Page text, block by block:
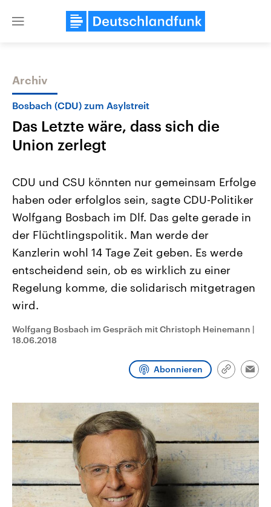
Close
Themen
Landtagswahl Sachsen-Anhalt
2026
Alle Informationen
Sachsen-Anhalt wählt am 6.
September 2026 einen neuen
Landtag. Seit 2021 wird das
Bundesland von einer Koalition aus
Umfragen, Prognosen,
Wahlprogramme, aktuelle Berichte
und Hintergründe zu den Parteien
Wahl.
Aktuelle Beiträge,
Hintergründe
Wirtschaftlich und
gehören die Vereinigten
den mächtigsten Ländern
mit großem Einfluss auf
Sendungen
Audio-Archiv
Archiv
Bosbach (CDU) zum Asylstreit
Das Letzte wäre, dass sich die
Union zerlegt
CDU und CSU könnten nur gemeinsam Erfolge
haben oder erfolglos sein, sagte CDU-Politiker
Wolfgang Bosbach im Dlf. Das gelte gerade in
der Flüchtlingspolitik. Man werde der
Kanzlerin wohl 14 Tage Zeit geben. Es werde
entscheidend sein, ob es wirklich zu einer
Regelung komme, die solidarisch mitgetragen
wird.
Wolfgang Bosbach im Gespräch mit Christoph Heinemann |
18.06.2018
Abonnieren
Link